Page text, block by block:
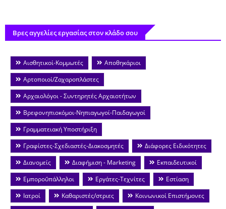
Βρες αγγελίες εργασίας στον κλάδο σου
Αισθητικοί-Κομμωτές
Αποθηκάριοι
Αρτοποιοί/Ζαχαροπλάστες
Αρχαιολόγοι - Συντηρητές Αρχαιοτήτων
Βρεφονηπιοκόμοι-Νηπιαγωγοί-Παιδαγωγοί
Γραμματειακή Υποστήριξη
Γραφίστες-Σχεδιαστές-Διακοσμητές
Διάφορες Ειδικότητες
Διανομείς
Διαφήμιση - Marketing
Εκπαιδευτικοί
Εμποροΰπάλληλοι
Εργάτες-Τεχνίτες
Εστίαση
Ιατροί
Καθαριστές/στριες
Κοινωνικοί Επιστήμονες